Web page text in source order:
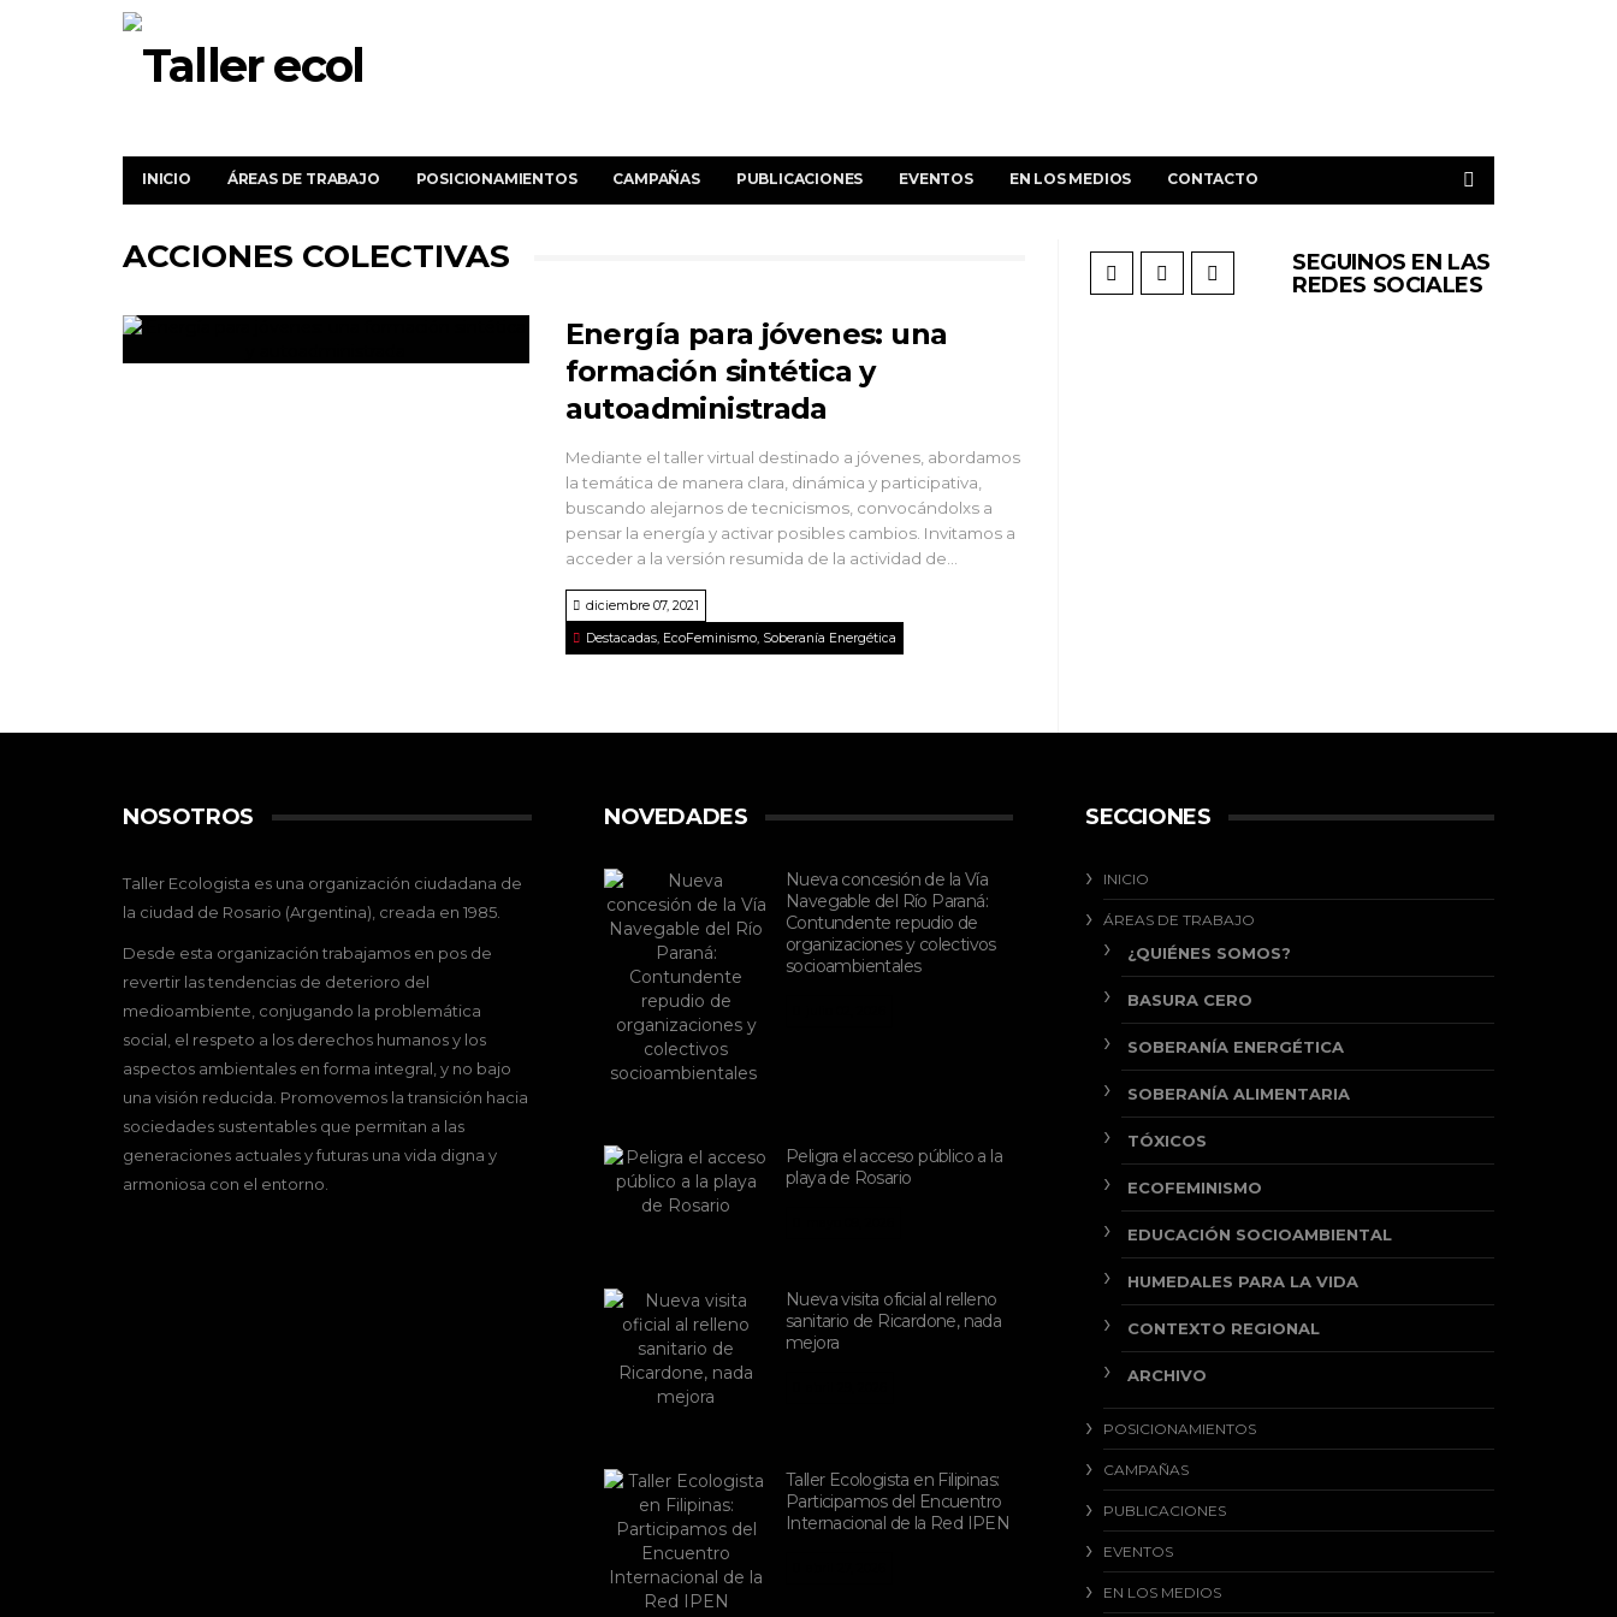
INICIO ÁREAS DE TRABAJO POSICIONAMIENTOS CAMPAÑAS PUBLICACIONES EVENTOS EN LOS MEDIOS CONTACTO
ACCIONES COLECTIVAS
Energía para jóvenes: una
formación sintética y
autoadministrada
Mediante el taller virtual destinado a jóvenes, abordamos
la temática de manera clara, dinámica y participativa,
buscando alejarnos de tecnicismos, convocándolxs a
pensar la energía y activar posibles cambios. Invitamos a
acceder a la versión resumida de la actividad de...
diciembre 07, 2021
Destacadas, EcoFeminismo, Soberanía Energética
SEGUINOS EN LAS
REDES SOCIALES
NOSOTROS
Taller Ecologista es una organización ciudadana de
la ciudad de Rosario (Argentina), creada en 1985.
Desde esta organización trabajamos en pos de
revertir las tendencias de deterioro del
medioambiente, conjugando la problemática
social, el respeto a los derechos humanos y los
aspectos ambientales en forma integral, y no bajo
una visión reducida. Promovemos la transición hacia
sociedades sustentables que permitan a las
generaciones actuales y futuras una vida digna y
armoniosa con el entorno.
NOVEDADES
Nueva concesión de la Vía
Navegable del Río Paraná:
Contundente repudio de
organizaciones y colectivos
socioambientales
Peligra el acceso público a la
playa de Rosario
Nueva visita oficial al relleno
sanitario de Ricardone, nada
mejora
Taller Ecologista en Filipinas:
Participamos del Encuentro
Internacional de la Red IPEN
SECCIONES
INICIO
ÁREAS DE TRABAJO
¿QUIÉNES SOMOS?
BASURA CERO
SOBERANÍA ENERGÉTICA
SOBERANÍA ALIMENTARIA
TÓXICOS
ECOFEMINISMO
EDUCACIÓN SOCIOAMBIENTAL
HUMEDALES PARA LA VIDA
CONTEXTO REGIONAL
ARCHIVO
POSICIONAMIENTOS
CAMPAÑAS
PUBLICACIONES
EVENTOS
EN LOS MEDIOS